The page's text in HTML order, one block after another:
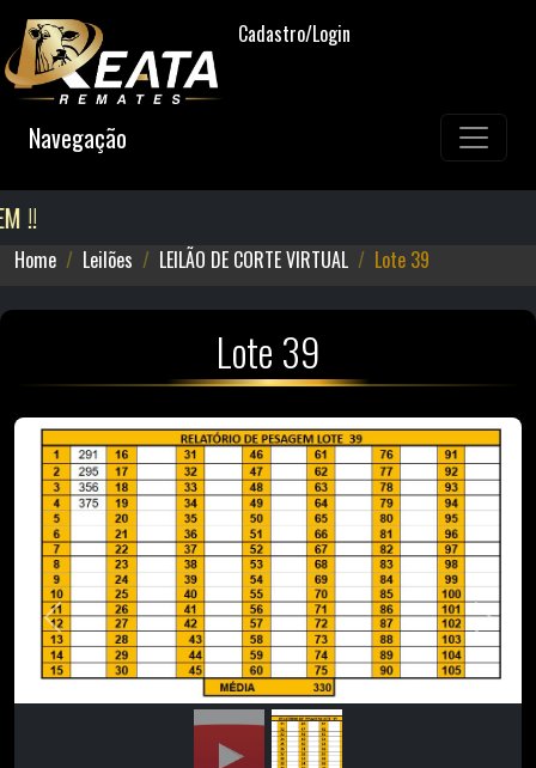
Cadastro/Login
Navegação
!!
Home Leilões LEILÃO DE CORTE VIRTUAL Lote 39
Lote 39
Previous Next